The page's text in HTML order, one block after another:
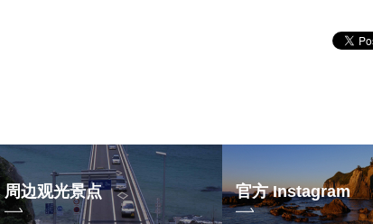
周边观光景点 官方 Instagram